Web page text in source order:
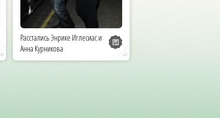
Расстались Энрике Иглесиас и
Анна Курникова